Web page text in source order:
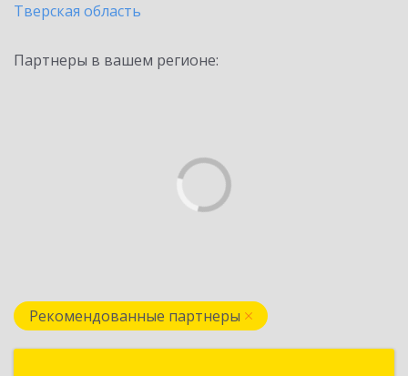
Тверская область
Партнеры в вашем регионе:
Рекомендованные партнеры